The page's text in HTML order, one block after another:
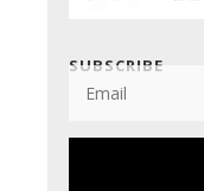
SUBSCRIBE